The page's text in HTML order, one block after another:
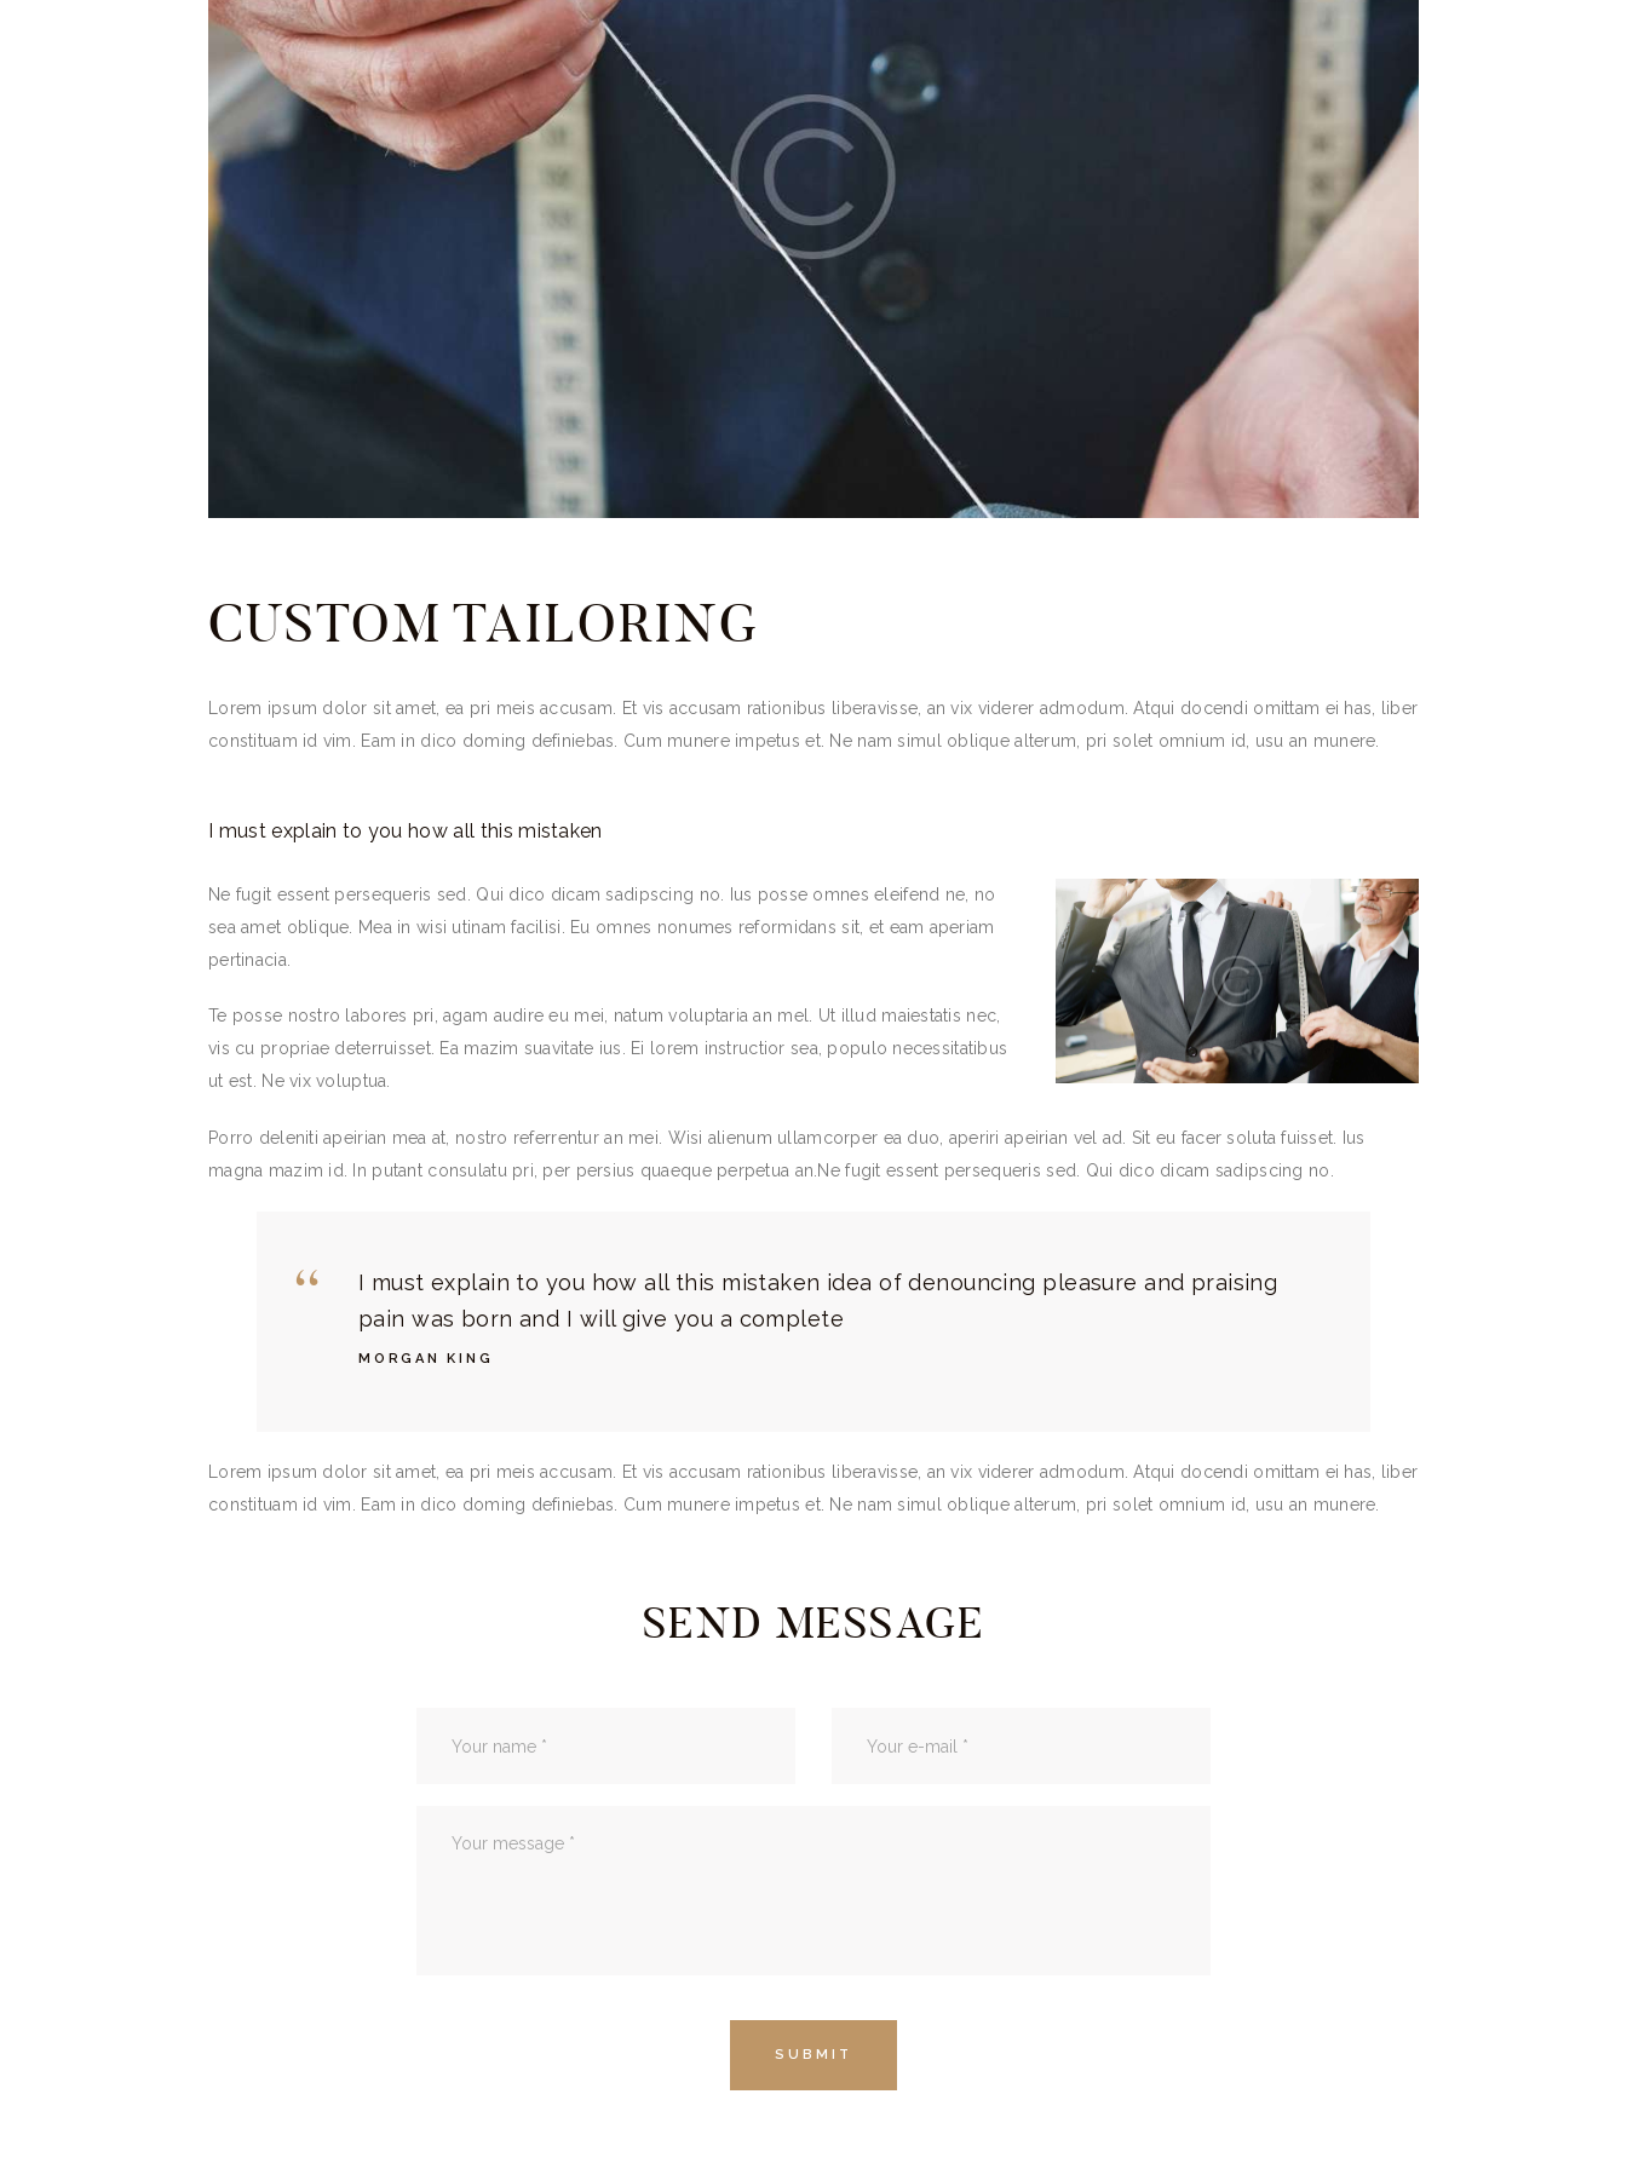
CUSTOM TAILORING
Lorem ipsum dolor sit amet, ea pri meis accusam. Et vis accusam rationibus liberavisse, an vix viderer admodum. Atqui docendi omittam ei has, liber
constituam id vim. Eam in dico doming definiebas. Cum munere impetus et. Ne nam simul oblique alterum, pri solet omnium id, usu an munere.
I must explain to you how all this mistaken
Ne fugit essent persequeris sed. Qui dico dicam sadipscing no. Ius posse omnes eleifend ne, no
sea amet oblique. Mea in wisi utinam facilisi. Eu omnes nonumes reformidans sit, et eam aperiam
pertinacia.
Te posse nostro labores pri, agam audire eu mei, natum voluptaria an mel. Ut illud maiestatis nec,
vis cu propriae deterruisset. Ea mazim suavitate ius. Ei lorem instructior sea, populo necessitatibus
ut est. Ne vix voluptua.
Porro deleniti apeirian mea at, nostro referrentur an mei. Wisi alienum ullamcorper ea duo, aperiri apeirian vel ad. Sit eu facer soluta fuisset. Ius
magna mazim id. In putant consulatu pri, per persius quaeque perpetua an.Ne fugit essent persequeris sed. Qui dico dicam sadipscing no.
I must explain to you how all this mistaken idea of denouncing pleasure and praising
pain was born and I will give you a complete
MORGAN KING
Lorem ipsum dolor sit amet, ea pri meis accusam. Et vis accusam rationibus liberavisse, an vix viderer admodum. Atqui docendi omittam ei has, liber
constituam id vim. Eam in dico doming definiebas. Cum munere impetus et. Ne nam simul oblique alterum, pri solet omnium id, usu an munere.
SEND MESSAGE
SUBMIT